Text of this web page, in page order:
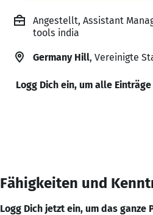
Angestellt, Assistant
tools india
Germany Hill, Vereinigte
Logg Dich ein, um alle
Fähigkeiten und
Logg Dich jetzt ein, um das ganze